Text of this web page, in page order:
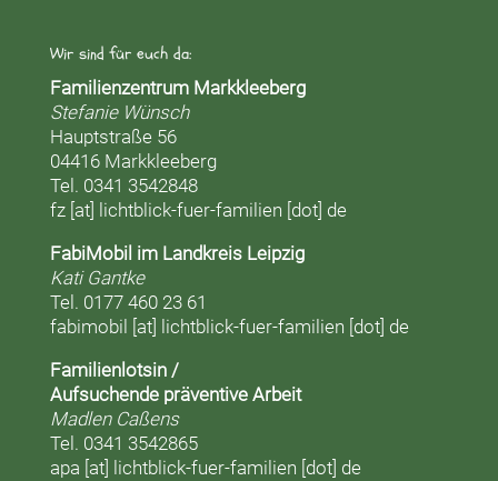
Wir sind für euch da:
Familienzentrum Markkleeberg
Stefanie Wünsch
Hauptstraße 56
04416 Markkleeberg
Tel. 0341 3542848
fz [at] lichtblick-fuer-familien [dot] de
FabiMobil im Landkreis Leipzig
Kati Gantke
Tel. 0177 460 23 61
fabimobil [at] lichtblick-fuer-familien [dot] de
Familienlotsin /
Aufsuchende präventive Arbeit
Madlen Caßens
Tel. 0341 3542865
apa [at] lichtblick-fuer-familien [dot] de